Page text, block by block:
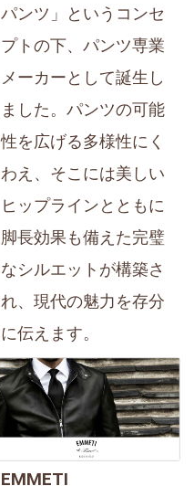
パンツ」というコンセ
プトの下、パンツ専業
メーカーとして誕生し
ました。パンツの可能
性を広げる多様性にく
わえ、そこには美しい
ヒップラインとともに
脚長効果も備えた完璧
なシルエットが構築さ
れ、現代の魅力を存分
に伝えます。
EMMETI